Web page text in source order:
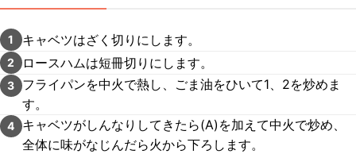
1 キャベツはざく切りにします。
2 ロースハムは短冊切りにします。
3
フライパンを中火で熱し、ごま油をひいて1、2を炒めま
す。
4
キャベツがしんなりしてきたら(A)を加えて中火で炒め、
全体に味がなじんだら火から下ろします。